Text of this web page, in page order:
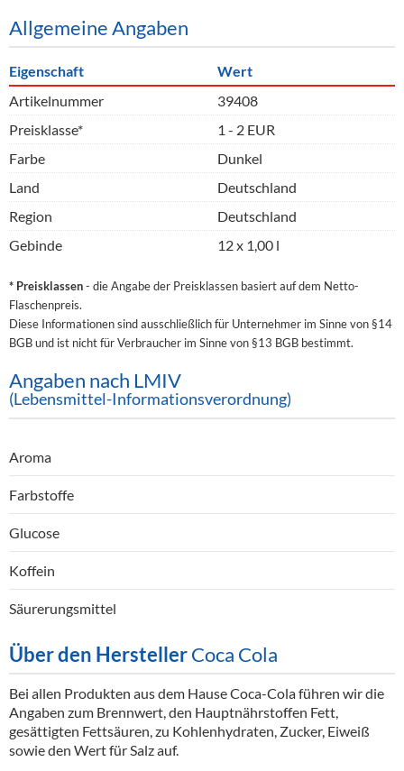
Allgemeine Angaben
Eigenschaft
Wert
Artikelnummer
39408
Preisklasse*
1 - 2 EUR
Farbe
Dunkel
Land
Deutschland
Region
Deutschland
Gebinde
12 x 1,00 l
* Preisklassen- die Angabe der Preisklassen basiert auf dem Netto-
Flaschenpreis.
Diese Informationen sind ausschließlich für Unternehmer im Sinne von §14
BGB und ist nicht für Verbraucher im Sinne von §13 BGB bestimmt.
Angaben nach LMIV
(Lebensmittel-Informationsverordnung)
Aroma
Farbstoffe
Glucose
Koffein
Säurerungsmittel
Über den HerstellerCoca Cola
Bei allen Produkten aus dem Hause Coca-Cola führen wir die
Angaben zum Brennwert, den Hauptnährstoffen Fett,
gesättigten Fettsäuren, zu Kohlenhydraten, Zucker, Eiweiß
sowie den Wert für Salz auf.